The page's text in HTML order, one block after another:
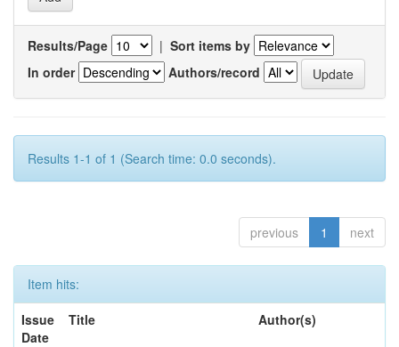
Results/Page | Sort items by
In order
Authors/record
Results 1-1 of 1 (Search time: 0.0 seconds).
previous 1 next
Item hits:
Issue
Date
Title Author(s)